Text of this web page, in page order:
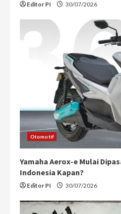
Editor PI 30/07/2026
Otomotif
Yamaha Aerox-e Mulai
Indonesia Kapan?
Editor PI 30/07/2026